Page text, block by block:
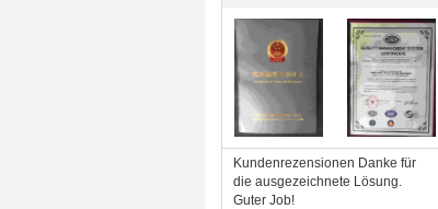
Kundenrezensionen Danke für
die ausgezeichnete Lösung.
Guter Job!